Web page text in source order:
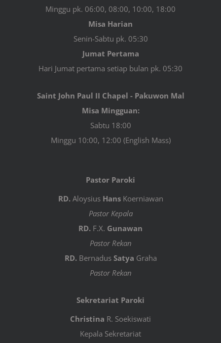
Minggu pk. 06:00, 08:00, 10:00, 18:00
Misa Harian
Senin-Sabtu pk. 05:30
Jumat Pertama
Hari Jumat pertama setiap bulan pk. 05:30
Saint John Paul II Chapel - Pakuwon Mal
Misa Mingguan:
Sabtu 18:00
Minggu 10:00, 12:00 (English Mass)
Pastor Paroki
RD.Aloysius HansKoerniawan
Pastor Kepala
RD. F.X. Gunawan
Pastor Rekan
RD.Bernadus Satya Graha
Pastor Rekan
Sekretariat Paroki
Christina R. Soekiswati
Kepala Sekretariat